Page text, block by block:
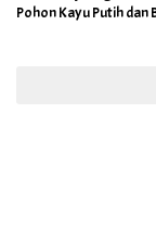
Pohon Kayu Putih dan